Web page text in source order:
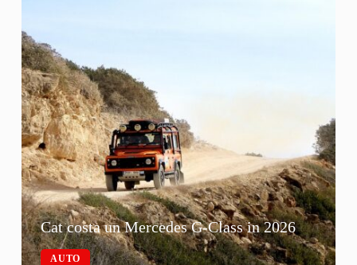
Cat costa un Mercedes G-Class in 2026
AUTO